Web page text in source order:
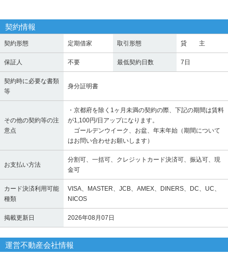
契約情報
契約形態 定期借家 取引形態 貸 主
保証人 不要 最低契約日数 7日
契約時に必要な書類
等
身分証明書
その他の契約等の注
意点
・京都府を除く1ヶ月未満の契約の際、下記の期間は賃料
が1,100円/日アップになります。
ゴールデンウイーク、お盆、年末年始（期間について
はお問い合わせお願いします）
お支払い方法
分割可、一括可、クレジットカード決済可、振込可、現
金可
カード決済利用可能
種類
VISA、MASTER、JCB、AMEX、DINERS、DC、UC、
NICOS
掲載更新日 2026年08月07日
運営不動産会社情報